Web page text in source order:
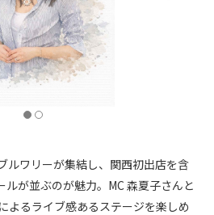
ルワリーが集結し、関西初出店を含
が並ぶのが魅力。MC 森夏子さんと
よるライブ感あるステージを楽しめ